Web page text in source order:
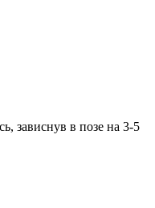
зависнув в позе на 3-5